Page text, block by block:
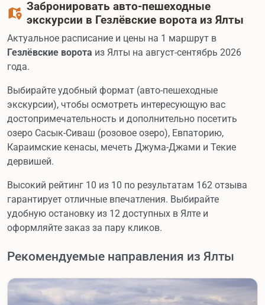
Забронировать авто-пешеходные
экскурсии в Гезлёвские ворота из Ялты
Актуальное расписание и цены на 1 маршрут в
Гезлёвские ворота из Ялты на август-сентябрь 2026
года.
Выбирайте удобный формат (авто-пешеходные
экскурсии), чтобы осмотреть интересующую вас
достопримечательность и дополнительно посетить
озеро Сасык-Сиваш (розовое озеро), Евпаторию,
Караимские кенасы, мечеть Джума-Джами и Текие
дервишей.
Высокий рейтинг 10 из 10 по результатам 162 отзыва
гарантирует отличные впечатления. Выбирайте
удобную остановку из 12 доступных в Ялте и
оформляйте заказ за пару кликов.
Рекомендуемые направления из Ялты